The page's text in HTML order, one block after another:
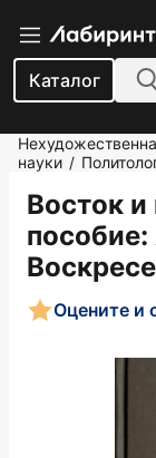
Каталог
науки /
Восток и
пособие:
Оцените и